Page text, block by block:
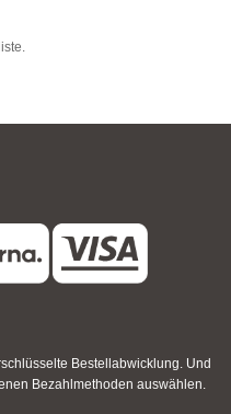
Bestellabwicklung. Und
Bezahlmethoden auswählen.